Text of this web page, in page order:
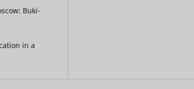
Buki-
in a